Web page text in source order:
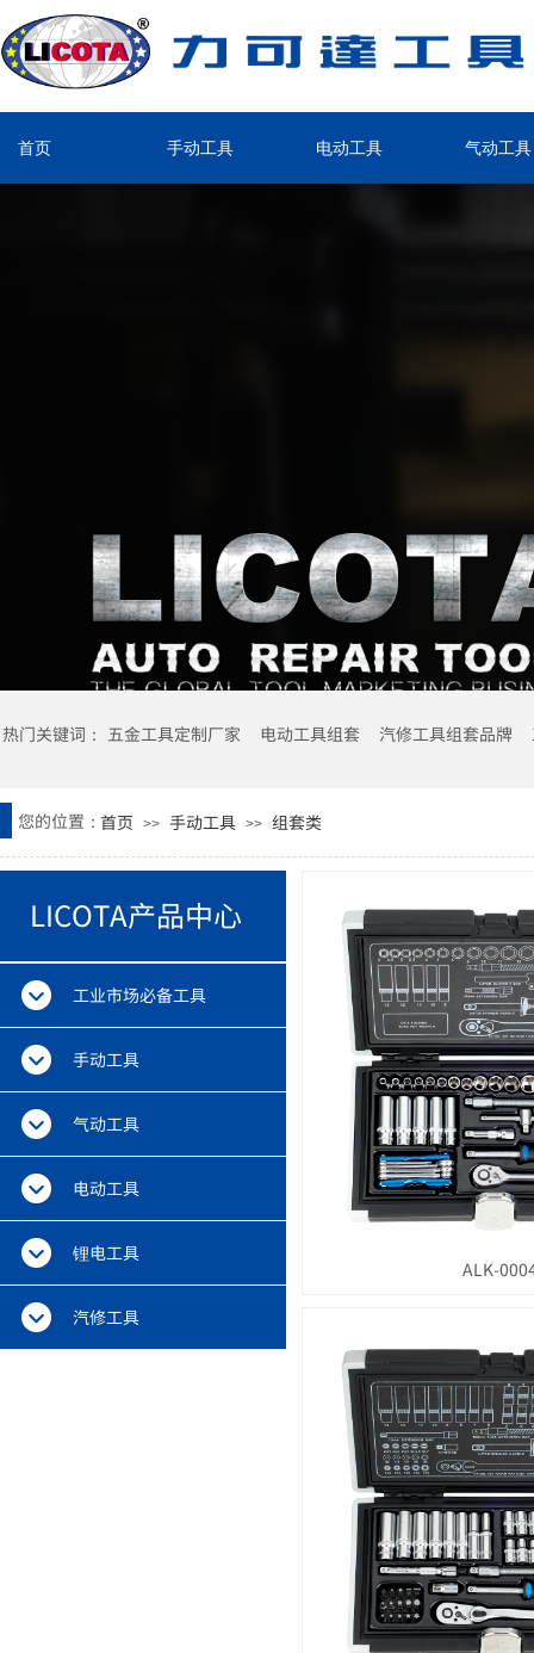
首页 手动工具 电动工具 气动工具
LICOTA产品中心
ALK-
热门关键词： 五金工具定制厂家 电动工具组套 汽修工具组套品牌
首页 >> 手动工具 >> 组套类
您的位置：
工业市场必备工具
手动工具
气动工具
电动工具
锂电工具
汽修工具